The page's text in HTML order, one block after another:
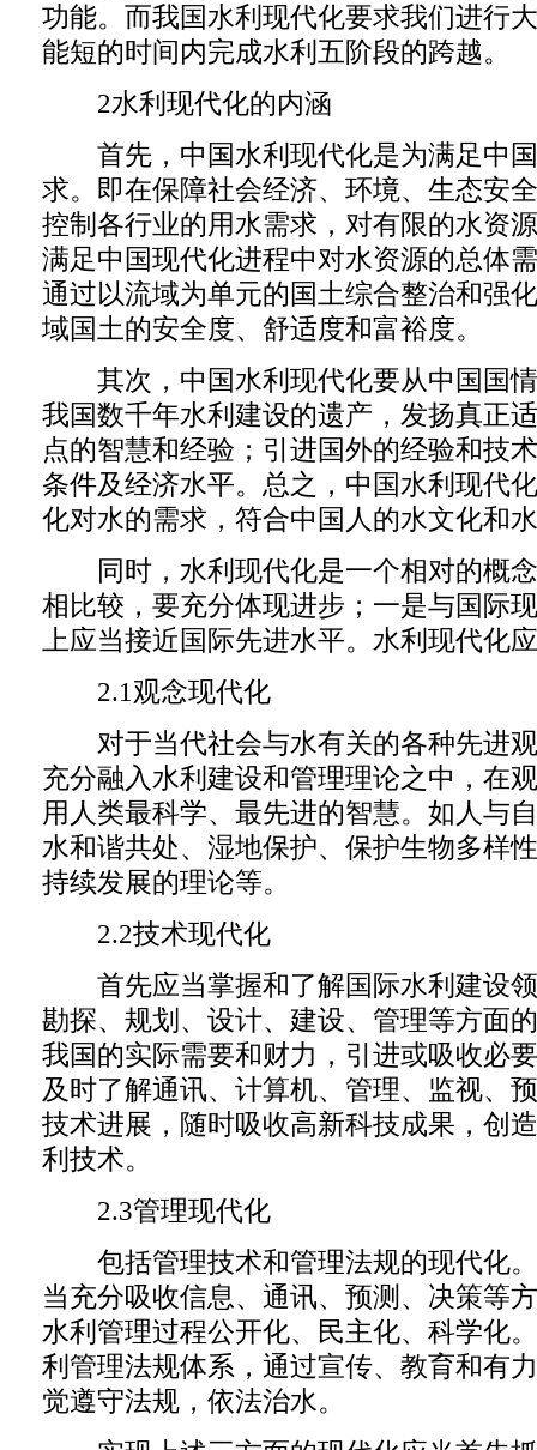
功能。而我国水利现代化要求我们进行
能短的时间内完成水利五阶段的跨越。
2水利现代化的内涵
首先，中国水利现代化是为满足中国
求。即在保障社会经济、环境、生态安
控制各行业的用水需求，对有限的水资
满足中国现代化进程中对水资源的总体
通过以流域为单元的国土综合整治和强
域国土的安全度、舒适度和富裕度。
其次，中国水利现代化要从中国国情
我国数千年水利建设的遗产，发扬真正
点的智慧和经验；引进国外的经验和技
条件及经济水平。总之，中国水利现代
化对水的需求，符合中国人的水文化和
同时，水利现代化是一个相对的概念
相比较，要充分体现进步；一是与国际
上应当接近国际先进水平。水利现代化
2.1观念现代化
对于当代社会与水有关的各种先进观
充分融入水利建设和管理理论之中，在
用人类最科学、最先进的智慧。如人与
水和谐共处、湿地保护、保护生物多样
持续发展的理论等。
2.2技术现代化
首先应当掌握和了解国际水利建设领
勘探、规划、设计、建设、管理等方面
我国的实际需要和财力，引进或吸收必
及时了解通讯、计算机、管理、监视、
技术进展，随时吸收高新科技成果，创
利技术。
2.3管理现代化
包括管理技术和管理法规的现代化。
当充分吸收信息、通讯、预测、决策等
水利管理过程公开化、民主化、科学化
利管理法规体系，通过宣传、教育和有
觉遵守法规，依法治水。